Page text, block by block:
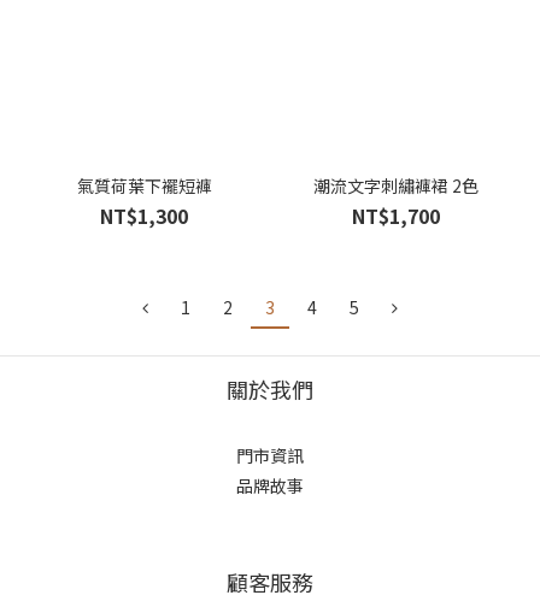
氣質荷葉下襬短褲
NT$1,300
潮流文字刺繡褲裙 2色
NT$1,700
1 2 3 4 5
關於我們
門市資訊
品牌故事
顧客服務